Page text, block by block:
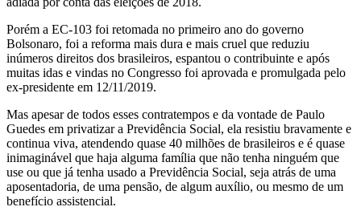
Porém a EC-103 foi retomada no primeiro ano do governo
Bolsonaro, foi a reforma mais dura e mais cruel que reduziu
inúmeros direitos dos brasileiros, espantou o contribuinte e após
muitas idas e vindas no Congresso foi aprovada e promulgada pelo
ex-presidente em 12/11/2019.
Mas apesar de todos esses contratempos e da vontade de Paulo
Guedes em privatizar a Previdência Social, ela resistiu bravamente e
continua viva, atendendo quase 40 milhões de brasileiros e é quase
inimaginável que haja alguma família que não tenha ninguém que
use ou que já tenha usado a Previdência Social, seja atrás de uma
aposentadoria, de uma pensão, de algum auxílio, ou mesmo de um
benefício assistencial.